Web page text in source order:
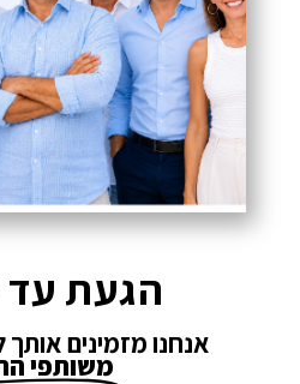
הגעת עד
אנחנו מזמינים
משותפי